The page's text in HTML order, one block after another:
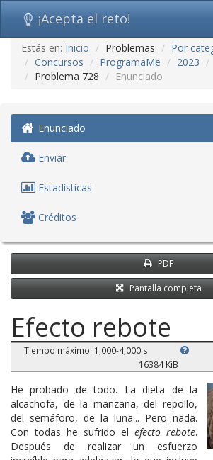
Ir
contenido
(saltar
¡Acepta el reto!
Estás en: Inicio Problemas
Por
Concursos
ProgramaMe 2023
Problema 728
Enunciado
Enunciado
Enviar
Estadísticas
Créditos
PDF
Pantalla completa
Efecto rebote
Tiempo máximo: 1,000-4,000 s
16384 KiB
He probado de todo. La dieta de la
alcachofa, de la manzana, del repollo,
del semáforo, de la luna... Pero nada.
Con todas he sufrido el efecto rebote.
Después de realizar un esfuerzo